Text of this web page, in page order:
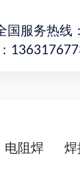
国服务热线
电阻焊 焊